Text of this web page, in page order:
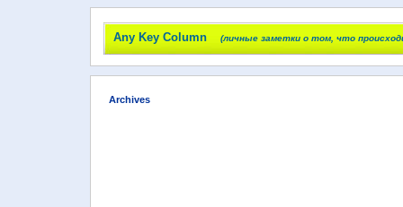
Any Key Column (личные заметки о том, что
Archives